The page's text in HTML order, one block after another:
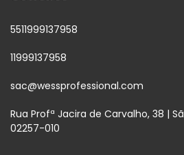
5511999137958
11999137958
sac@wessprofessional.com
Rua Profª Jacira de Carvalho, 38 |
02257-010